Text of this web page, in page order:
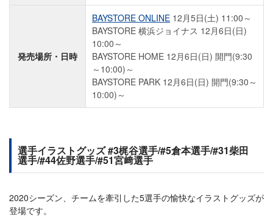
発売場所・日時
BAYSTORE ONLINE 12月5日(土) 11:00～
BAYSTORE 横浜ジョイナス 12月6日(日)
10:00～
BAYSTORE HOME 12月6日(日) 開門(9:30
～10:00)～
BAYSTORE PARK 12月6日(日) 開門(9:30～
10:00)～
選手イラストグッズ #3梶谷選手/#5倉本選手/#31柴田
選手/#44佐野選手/#51宮﨑選手
2020シーズン、チームを牽引した5選手の愉快なイラストグッズが
登場です。